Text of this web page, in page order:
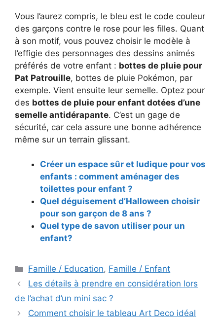
Vous l’aurez compris, le bleu est le code couleur
des garçons contre le rose pour les filles. Quant
à son motif, vous pouvez choisir le modèle à
l’effigie des personnages des dessins animés
préférés de votre enfant : bottes de pluie pour
Pat Patrouille, bottes de pluie Pokémon, par
exemple. Vient ensuite leur semelle. Optez pour
des bottes de pluie pour enfant dotées d’une
semelle antidérapante. C’est un gage de
sécurité, car cela assure une bonne adhérence
même sur un terrain glissant.
Créer un espace sûr et ludique pour vos
enfants : comment aménager des
toilettes pour enfant ?
Quel déguisement d’Halloween choisir
pour son garçon de 8 ans ?
Quel type de savon utiliser pour un
enfant?
Catégories
Famille / Education, Famille / Enfant
Navigation
des
Les détails à prendre en considération lors
de l’achat d’un mini sac ?
Comment choisir le tableau Art Deco idéal